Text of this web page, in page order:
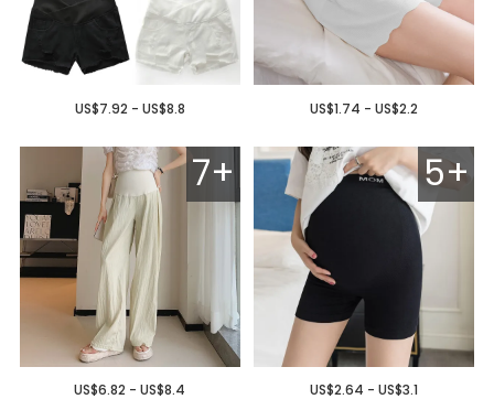
US$7.92 - US$8.8 US$1.74 - US$2.2
7+
US$6.82 - US$8.4
5+
US$2.64 - US$3.1